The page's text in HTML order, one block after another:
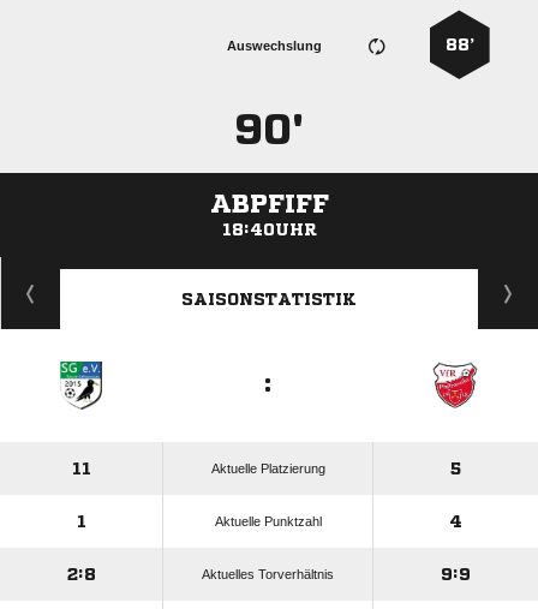
88’
Auswechslung
90'
ABPFIFF
18:40UHR
ANZEIGE
SAISONSTATISTIK
:
11 Aktuelle Platzierung 5
1 Aktuelle Punktzahl 4
2:8 Aktuelles Torverhältnis 9:9